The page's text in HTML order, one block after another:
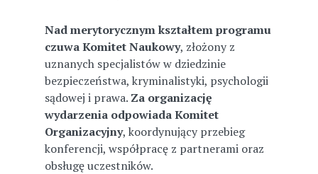
Nad merytorycznym kształtem programu
czuwa Komitet Naukowy, złożony z
uznanych specjalistów w dziedzinie
bezpieczeństwa, kryminalistyki, psychologii
sądowej i prawa. Za organizację
wydarzenia odpowiada Komitet
Organizacyjny, koordynujący przebieg
konferencji, współpracę z partnerami oraz
obsługę uczestników.